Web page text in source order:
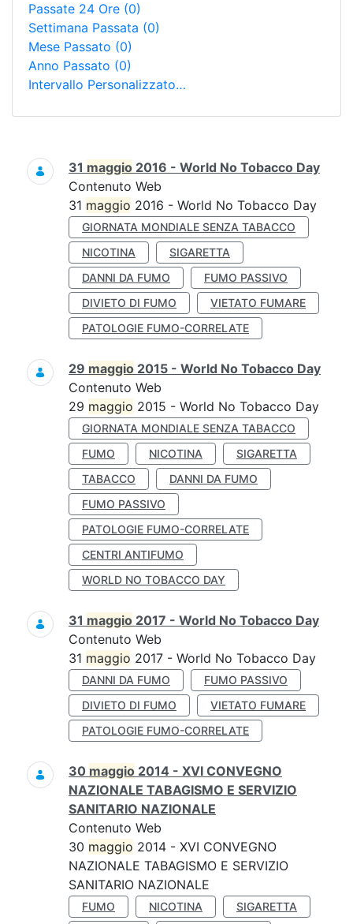
Passate 24 Ore (0)
Settimana Passata (0)
Mese Passato (0)
Anno Passato (0)
Intervallo Personalizzato…
Ricerca
31 maggio 2016 - World No Tobacco Day
Contenuto Web
31 maggio 2016 - World No Tobacco Day
GIORNATA MONDIALE SENZA TABACCO
NICOTINA
SIGARETTA
DANNI DA FUMO
FUMO PASSIVO
DIVIETO DI FUMO
VIETATO FUMARE
PATOLOGIE FUMO-CORRELATE
29 maggio 2015 - World No Tobacco Day
Contenuto Web
29 maggio 2015 - World No Tobacco Day
GIORNATA MONDIALE SENZA TABACCO
FUMO
NICOTINA
SIGARETTA
TABACCO
DANNI DA FUMO
FUMO PASSIVO
PATOLOGIE FUMO-CORRELATE
CENTRI ANTIFUMO
WORLD NO TOBACCO DAY
31 maggio 2017 - World No Tobacco Day
Contenuto Web
31 maggio 2017 - World No Tobacco Day
DANNI DA FUMO
FUMO PASSIVO
DIVIETO DI FUMO
VIETATO FUMARE
PATOLOGIE FUMO-CORRELATE
30 maggio 2014 - XVI CONVEGNO
NAZIONALE TABAGISMO E SERVIZIO
SANITARIO NAZIONALE
Contenuto Web
30 maggio 2014 - XVI CONVEGNO
NAZIONALE TABAGISMO E SERVIZIO
SANITARIO NAZIONALE
FUMO NICOTINA
SIGARETTA